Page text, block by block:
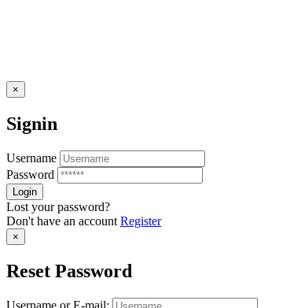
×
Signin
Username
Password
Lost your password?
Don't have an account Register
×
Reset Password
Username or E-mail: